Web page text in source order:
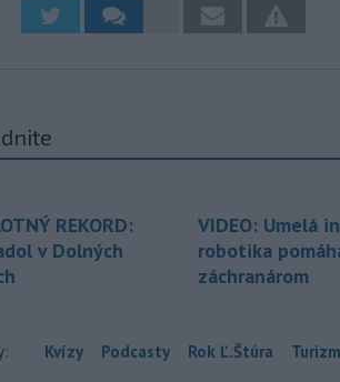
REKORD:
v Dolných
VIDEO: Umelá
robotika
záchranárom
Kvízy Podcasty Rok Ľ.Štúra